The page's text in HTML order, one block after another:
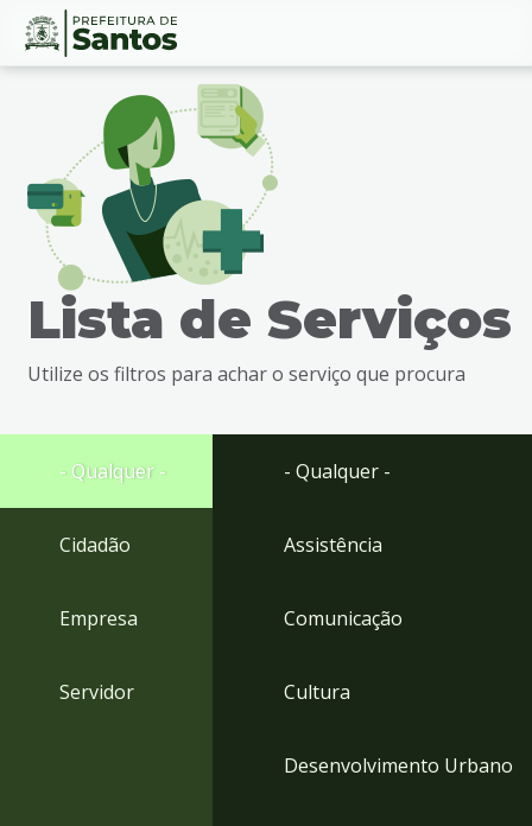
Ir
busca
Ir
rodapé
Conteúdo
Lista de Serviços
Utilize os filtros para achar o serviço que procura
- Qualquer -
Cidadão
Empresa
Servidor
- Qualquer -
Assistência
Comunicação
Cultura
Desenvolvimento Urbano